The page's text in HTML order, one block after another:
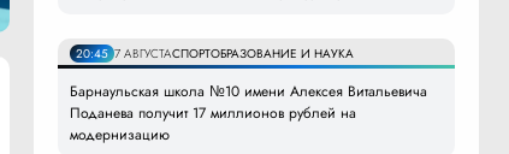
20:45 7 АВГУСТАСПОРТОБРАЗОВАНИЕ И НАУКА
Барнаульская школа №10 имени Алексея Витальевича
Поданева получит 17 миллионов рублей на
модернизацию